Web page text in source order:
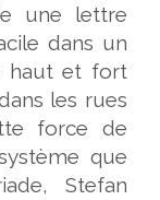
une lettre
dans un
haut et fort
les rues
force de
que
Stefan